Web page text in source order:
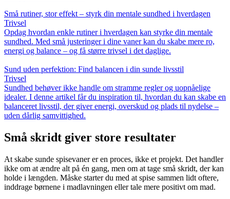
Små rutiner, stor effekt – styrk din mentale sundhed i hverdagen
Trivsel
Opdag hvordan enkle rutiner i hverdagen kan styrke din mentale
sundhed. Med små justeringer i dine vaner kan du skabe mere ro,
energi og balance – og få større trivsel i det daglige.
Sund uden perfektion: Find balancen i din sunde livsstil
Trivsel
Sundhed behøver ikke handle om stramme regler og uopnåelige
idealer. I denne artikel får du inspiration til, hvordan du kan skabe en
balanceret livsstil, der giver energi, overskud og plads til nydelse –
uden dårlig samvittighed.
Små skridt giver store resultater
At skabe sunde spisevaner er en proces, ikke et projekt. Det handler
ikke om at ændre alt på én gang, men om at tage små skridt, der kan
holde i længden. Måske starter du med at spise sammen lidt oftere,
inddrage børnene i madlavningen eller tale mere positivt om mad.